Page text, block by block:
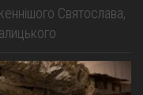
Святослава,